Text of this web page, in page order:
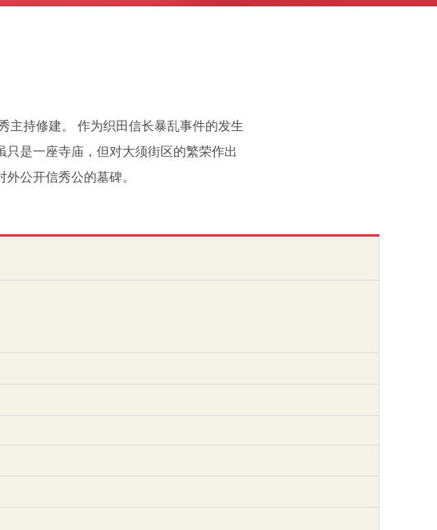
主持修建。 作为织田信长暴乱事件的发生
是一座寺庙，但对大须街区的繁荣作出
公开信秀公的墓碑。